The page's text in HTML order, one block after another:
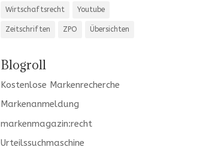
Wirtschaftsrecht Youtube
Zeitschriften ZPO Übersichten
Blogroll
Kostenlose Markenrecherche
Markenanmeldung
markenmagazin:recht
Urteilssuchmaschine